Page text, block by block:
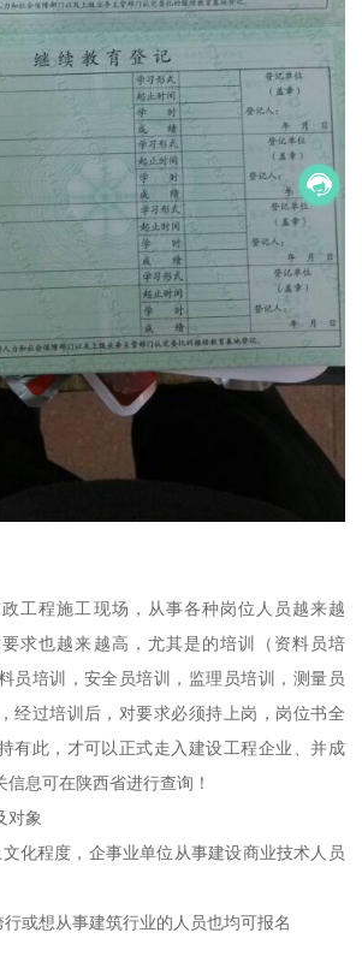
工程施工现场，从事各种岗位人员越来越
求也越来越高，尤其是的培训（资料员培
员培训，安全员培训，监理员培训，测量员
经过培训后，对要求必须持上岗，岗位书全
有此，才可以正式走入建设工程企业、并成
息可在陕西省进行查询！
对象
化程度，企事业单位从事建设商业技术人员
或想从事建筑行业的人员也均可报名